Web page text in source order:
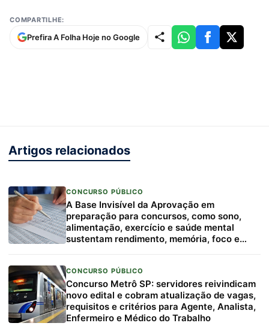
COMPARTILHE:
Prefira A Folha Hoje no Google
Artigos relacionados
CONCURSO PÚBLICO
A Base Invisível da Aprovação em
preparação para concursos, como sono,
alimentação, exercício e saúde mental
sustentam rendimento, memória, foco e
CONCURSO PÚBLICO
Concurso Metrô SP: servidores reivindicam
novo edital e cobram atualização de vagas,
requisitos e critérios para Agente, Analista,
Enfermeiro e Médico do Trabalho